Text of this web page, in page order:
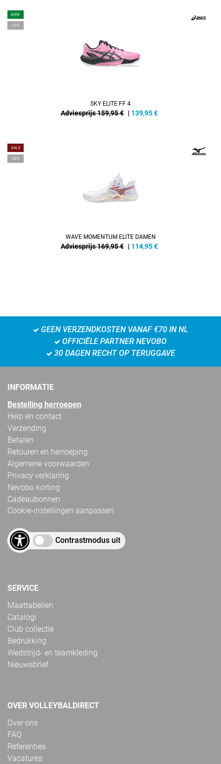
NEW
-13%
SKY ELITE FF 4
Adviesprijs 159,95 € | 139,95€
SALE
-32%
WAVE MOMENTUM ELITE DAMEN
Adviesprijs 169,95 € | 114,95€
GEEN VERZENDKOSTEN VANAF €70 IN NL
OFFICIËLE PARTNER NEVOBO
30 DAGEN RECHT OP TERUGGAVE
INFORMATIE
Bestelling herroepen
Help en contact
Verzending
Betalen
Retouren en herroeping
Algemene voorwaarden
Privacy verklaring
Nevobo korting
Cadeaubonnen
Cookie-instellingen aanpassen
Contrastmodus uit
SERVICE
Maattabellen
Catalogi
Club collectie
Bedrukking
Wedstrijd- en teamkleding
Nieuwsbrief
OVER VOLLEYBALDIRECT
Over ons
FAQ
Referenties
Vacatures